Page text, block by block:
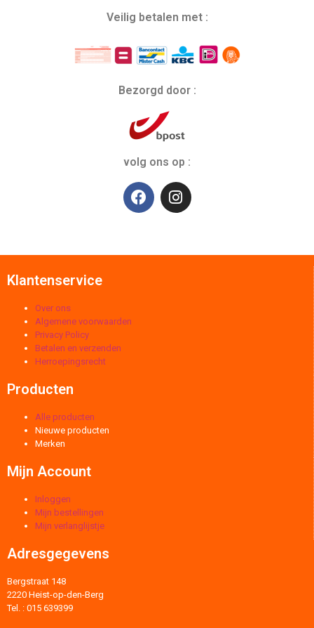
Veilig betalen met :
Bezorgd door :
volg ons op :
Klantenservice
Over ons
Algemene voorwaarden
Privacy Policy
Betalen en verzenden
Herroepingsrecht
Producten
Alle producten
Nieuwe producten
Merken
Mijn Account
Inloggen
Mijn bestellingen
Mijn verlanglijstje
Adresgegevens
Bergstraat 148
2220 Heist-op-den-Berg
Tel. : 015 639399